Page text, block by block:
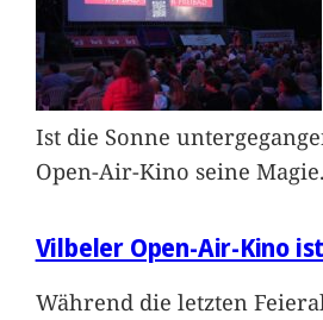
Ist die Sonne
Open-Air-Kino seine Magie.
Vilbeler Open-Air-Kino
Während die letzten